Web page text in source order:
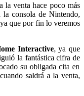
la venta hace poco más
consola de Nintendo,
que por fin lo veremos
Interactive, ya que
la fantástica cifra de
su obligada cita en
saldrá a la venta,